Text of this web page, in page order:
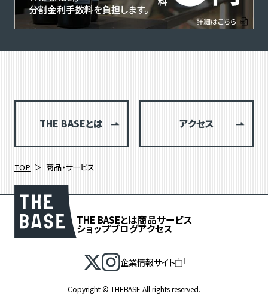
絞り込み検索
THE BASEとは アクセス
TOP 商品・サービス
THE BASEとは商品サービス
ショップブログアクセス
企業情報サイト
Copyright © THEBASE All rights reserved.